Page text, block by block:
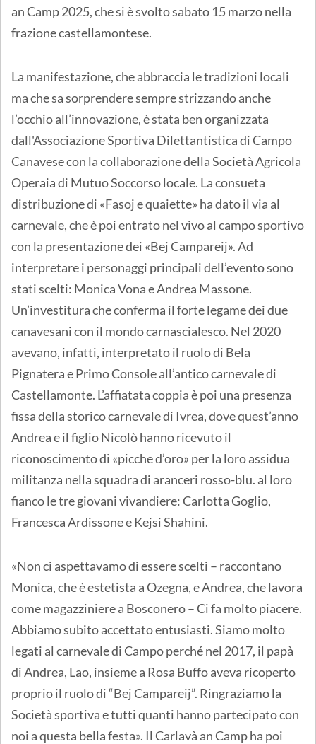
an Camp 2025, che si è svolto sabato 15 marzo nella
frazione castellamontese.
La manifestazione, che abbraccia le tradizioni locali
ma che sa sorprendere sempre strizzando anche
l’occhio all’innovazione, è stata ben organizzata
dall'Associazione Sportiva Dilettantistica di Campo
Canavese con la collaborazione della Società Agricola
Operaia di Mutuo Soccorso locale. La consueta
distribuzione di «Fasoj e quaiette» ha dato il via al
carnevale, che è poi entrato nel vivo al campo sportivo
con la presentazione dei «Bej Campareij». Ad
interpretare i personaggi principali dell’evento sono
stati scelti: Monica Vona e Andrea Massone.
Un’investitura che conferma il forte legame dei due
canavesani con il mondo carnascialesco. Nel 2020
avevano, infatti, interpretato il ruolo di Bela
Pignatera e Primo Console all’antico carnevale di
Castellamonte. L’affiatata coppia è poi una presenza
fissa della storico carnevale di Ivrea, dove quest’anno
Andrea e il figlio Nicolò hanno ricevuto il
riconoscimento di «picche d’oro» per la loro assidua
militanza nella squadra di aranceri rosso-blu. al loro
fianco le tre giovani vivandiere: Carlotta Goglio,
Francesca Ardissone e Kejsi Shahini.
«Non ci aspettavamo di essere scelti – raccontano
Monica, che è estetista a Ozegna, e Andrea, che lavora
come magazziniere a Bosconero – Ci fa molto piacere.
Abbiamo subito accettato entusiasti. Siamo molto
legati al carnevale di Campo perché nel 2017, il papà
di Andrea, Lao, insieme a Rosa Buffo aveva ricoperto
proprio il ruolo di “Bej Campareij”. Ringraziamo la
Società sportiva e tutti quanti hanno partecipato con
noi a questa bella festa». Il Carlavà an Camp ha poi